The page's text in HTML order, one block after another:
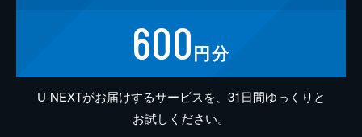
600円分
U-NEXTがお届けするサービスを、31日間ゆっくりと
お試しください。